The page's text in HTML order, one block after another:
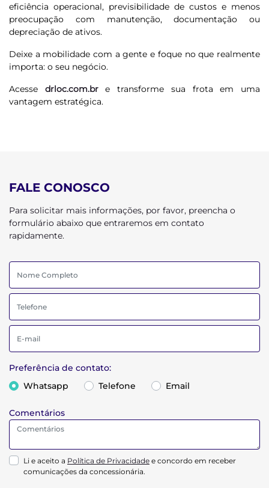
eficiência operacional, previsibilidade de custos e menos
preocupação com manutenção, documentação ou
depreciação de ativos.
Deixe a mobilidade com a gente e foque no que realmente
importa: o seu negócio.
Acesse drloc.com.br
e transforme sua frota em uma
vantagem estratégica.
FALE CONOSCO
Para solicitar mais informações, por favor, preencha o
formulário abaixo que entraremos em contato
rapidamente.
Preferência de contato:
Whatsapp
Telefone Email
Comentários
Li e aceito a Política de Privacidade e concordo em receber
comunicações da concessionária.